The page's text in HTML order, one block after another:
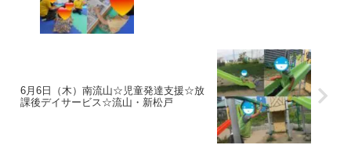
6月6日（木）南流山☆児童発達支援☆放
課後デイサービス☆流山・新松戸